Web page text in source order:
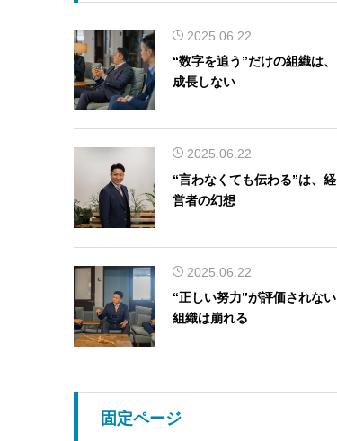
2025.06.22
“数字を追う”だけの組織は、
成長しない
2025.06.22
“言わなくても伝わる”は、経
営者の幻想
2025.06.22
“正しい努力”が評価されない
組織は崩れる
固定ページ